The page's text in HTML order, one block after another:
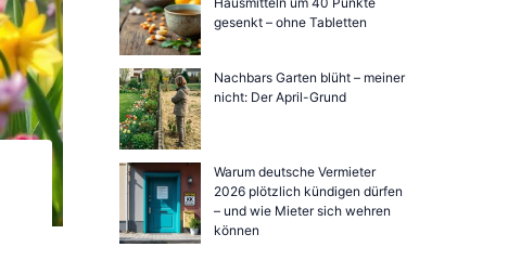
gesenkt – ohne Tabletten
Nachbars Garten blüht – meiner
nicht: Der April-Grund
Warum deutsche Vermieter
2026 plötzlich kündigen dürfen
– und wie Mieter sich wehren
können